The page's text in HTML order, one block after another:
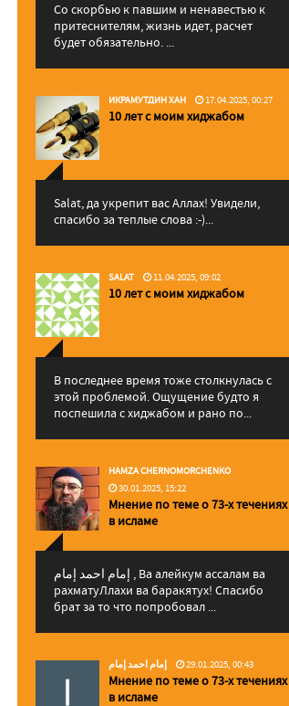
Со скорбью к павшим и ненавестью к
притеснителям, жизнь идет, расчет
будет обязательно. ...
ИКРАМУТДИН ХАН 17.04.2025, 00:27
10 лет с моим хиджабом
Salat, да укрепит вас Аллаx! Увидели,
спасибо за теплые слова :-)...
SALAT 11.04.2025, 09:02
10 лет с моим хиджабом
В последнее время тоже столкнулась с
этой проблемой. Ощущение будто я
поспешила с хиджабом и рано по...
HAMZA CHERNOMORCHENKO
30.01.2025, 15:22
Мнение по теме о 73-х течениях
в исламе
إمام احمد إمام , Ва алейкум ассалам ва
рахматуЛлахи ва баракятух! Спасибо
брат за то что попробовал ...
إمام احمد إمام 29.01.2025, 00:43
Мнение по теме о 73-х течениях
в исламе